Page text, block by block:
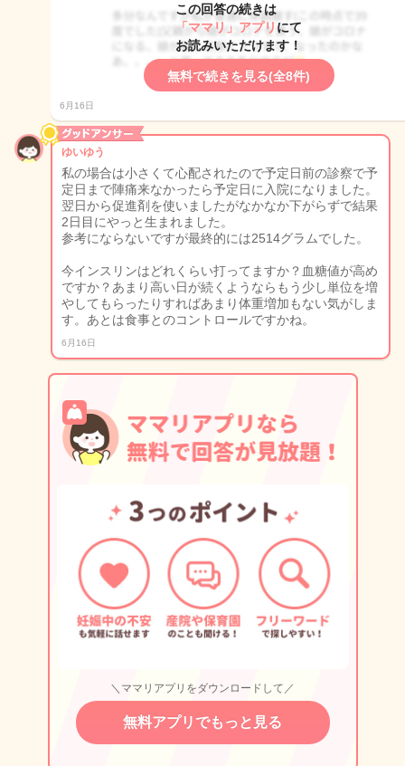
この回答の続きは
「ママリ」アプリ にて
お読みいただけます！
無料で続きを見る(全8件)
6月16日
ゆいゆう
私の場合は小さくて心配されたので予定日前の診察で予
定日まで陣痛来なかったら予定日に入院になりました。
翌日から促進剤を使いましたがなかなか下がらずで結果
2日目にやっと生まれました。
参考にならないですが最終的には2514グラムでした。
今インスリンはどれくらい打ってますか？血糖値が高め
ですか？あまり高い日が続くようならもう少し単位を増
やしてもらったりすればあまり体重増加もない気がしま
す。あとは食事とのコントロールですかね。
6月16日
＼ママリアプリをダウンロードして／
無料アプリでもっと見る